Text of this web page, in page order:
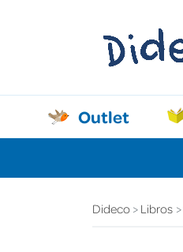
Outlet
Dideco Libros